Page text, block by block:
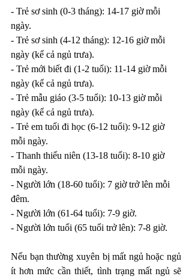
- Trẻ sơ sinh (0-3 tháng): 14-17 giờ mỗi
ngày.
- Trẻ sơ sinh (4-12 tháng): 12-16 giờ mỗi
ngày (kể cả ngủ trưa).
- Trẻ mới biết đi (1-2 tuổi): 11-14 giờ mỗi
ngày (kể cả ngủ trưa).
- Trẻ mẫu giáo (3-5 tuổi): 10-13 giờ mỗi
ngày (kể cả ngủ trưa).
- Trẻ em tuổi đi học (6-12 tuổi): 9-12 giờ
mỗi ngày.
- Thanh thiếu niên (13-18 tuổi): 8-10 giờ
mỗi ngày.
- Người lớn (18-60 tuổi): 7 giờ trở lên mỗi
đêm.
- Người lớn (61-64 tuổi): 7-9 giờ.
- Người lớn tuổi (65 tuổi trở lên): 7-8 giờ.
Nếu bạn thường xuyên bị mất ngủ hoặc ngủ
ít hơn mức cần thiết, tình trạng mất ngủ sẽ